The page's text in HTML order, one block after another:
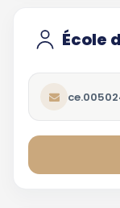
École